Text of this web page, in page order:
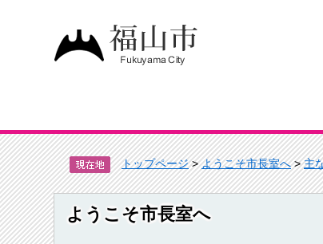
トップページ>ようこそ市長室へ>主
ようこそ市長室へ